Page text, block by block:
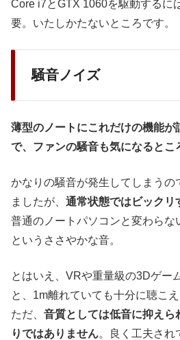
Core i7とGTX 1060を駆動するに
要。いたしかたないところです。
騒音ノイズ
薄型のノートにこれだけの機能が
で、ファンの騒音も気になるとこ
かなりの騒音が発生してしまうの
ましたが、 通常状態ではビックリ
普通のノートパソコンと変わらな
というささやかな音。
とはいえ、VRや重量級の3Dゲー
と、1m離れていても十分に聴こ
ただ、 音質としては低音に抑えら
りではありません。良く工夫され